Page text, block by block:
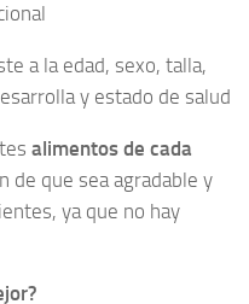
a la edad, sexo, talla,
y estado de salud
alimentos de cada
de que sea agradable y
ya que no hay